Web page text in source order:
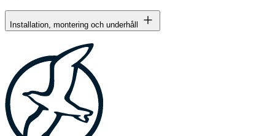
Installation, montering och underhåll